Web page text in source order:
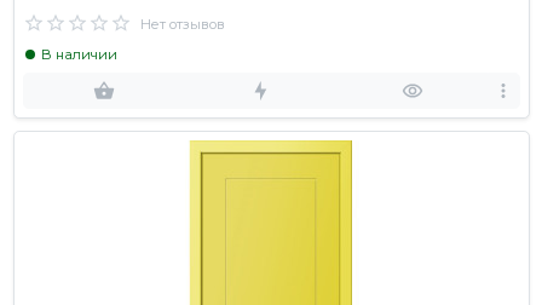
Нет отзывов
В наличии